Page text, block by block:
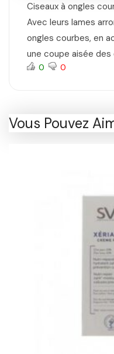
Ciseaux à ongles
Avec leurs lames
ongles courbes, en
une coupe aisée des
0 0
Vous Pouvez